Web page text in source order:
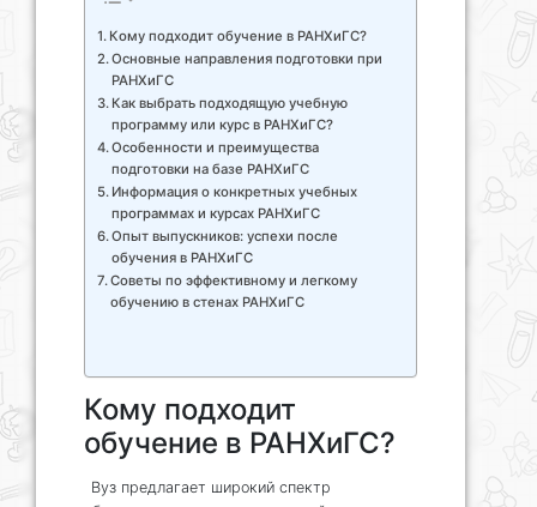
Кому подходит обучение в РАНХиГС?
Основные направления подготовки при
РАНХиГС
Как выбрать подходящую учебную
программу или курс в РАНХиГС?
Особенности и преимущества
подготовки на базе РАНХиГС
Информация о конкретных учебных
программах и курсах РАНХиГС
Опыт выпускников: успехи после
обучения в РАНХиГС
Советы по эффективному и легкому
обучению в стенах РАНХиГС
Кому подходит
обучение в РАНХиГС?
Вуз предлагает широкий спектр